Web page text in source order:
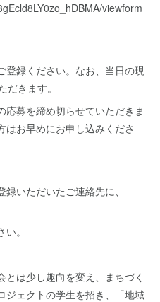
viewform
登録ください。なお、当日の現
きます。
募を締め切らせていただきま
お早めにお申し込みくださ
いただいたご連絡先に、
。
は少し趣向を変え、まちづく
ジェクトの学生を招き、「地域